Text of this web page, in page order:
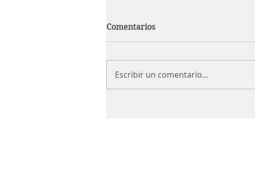
Comentarios
Escribir un comentario...